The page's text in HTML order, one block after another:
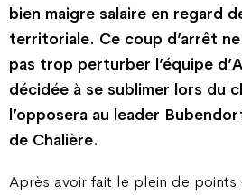
bien maigre salaire en regard
territoriale. Ce coup d’arrêt
pas trop perturber l’équipe
décidée à se sublimer lors du
l’opposera au leader
de Chalière.
Après avoir fait le plein de points